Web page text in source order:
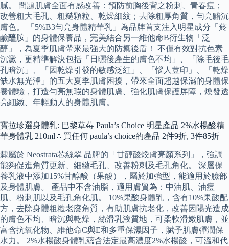
膩。 問題肌膚全面有感改善：預防前胸後背之粉刺、青春痘；
改善粗大毛孔、粗糙顆粒、乾燥細紋；去除粗厚角質，勻亮黯沉
膚色。 「5%B3勻亮身體精華乳」為品牌首支注入明星成分「菸
鹼醯胺」的身體保養品，完美結合另一維他命B衍生物「泛
醇」，為夏季肌膚帶來最強大的防禦後盾！ 不僅有效對抗色素
沉澱，更精準解決包括「日曬後產生的膚色不均」、「除毛後毛
孔暗沉」、「因乾燥引發的敏感泛紅」、「惱人荳印」、「乾燥
缺水無光澤」的五大夏季肌膚困擾，帶來全面超越保濕的身體保
養體驗，打造勻亮無瑕的身體肌膚、強化肌膚保護屏障，煥發透
亮細緻、年輕動人的身體肌膚。
寶拉珍選身體乳: 巴黎草莓 Paula’s Choice 明星產品 2%水楊酸精
華身體乳 210ml💧買任何 paula’s choice的產品 2件9折, 3件85折
隸屬於 Neostrata芯絲翠 品牌的「甘醇酸煥膚亮顏系列」，強調
能夠促進角質更新、細緻毛孔、改善粉刺及毛孔角化。 深層保
養乳液中添加15%甘醇酸（果酸），屬於加強型，能適用於臉部
及身體肌膚。 產品中不含油脂，適用膚質為：中油肌、油痘
肌、粉刺肌以及毛孔角化肌。 10%果酸身體乳，含有10%果酸配
方，去除身體粗糙老廢角質，有助肌膚抗老化，改善因陽光造成
的膚色不均、暗沉與乾燥，絲滑乳液質地，可柔軟滑嫩肌膚，並
富含抗氧化物、維他命C與E和多重保濕因子，賦予肌膚彈潤保
水力。 2%水楊酸身體乳蘊含法定最高濃度2%水楊酸，可溫和代